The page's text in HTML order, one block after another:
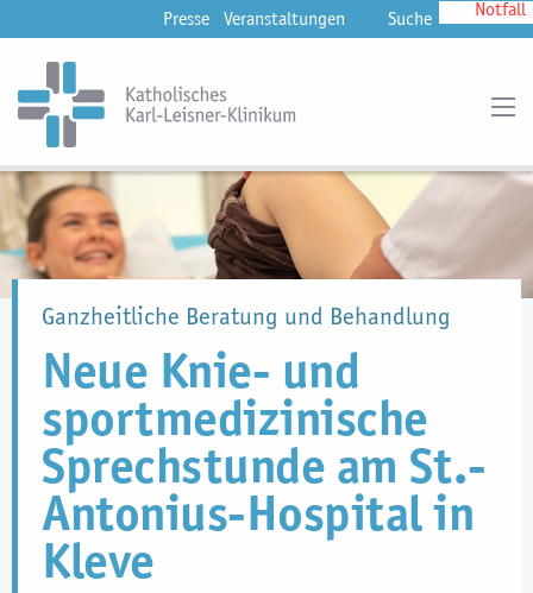
Presse Veranstaltungen Suche Notfall
Ganzheitliche Beratung und Behandlung
Neue Knie- und
sportmedizinische
Sprechstunde am St.-
Antonius-Hospital in
Kleve